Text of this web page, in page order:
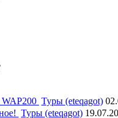
Туры (eteqagot)
Туры (eteqagot)